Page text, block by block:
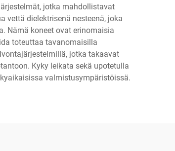
jotka mahdollistavat
vettä dielektrisenä nesteenä, joka
Nämä koneet ovat erinomaisia
toteuttaa tavanomaisilla
jotka takaavat
Kyky leikata sekä upotetulla
valmistusympäristöissä.